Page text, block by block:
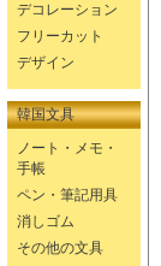
デコレーション
フリーカット
デザイン
韓国文具
ノート・メモ・
手帳
ペン・筆記用具
消しゴム
その他の文具